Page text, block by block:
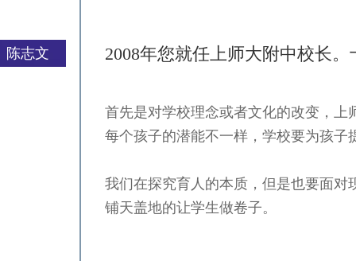
陈志文 2008年您就任上师大附中校长
首先是对学校理念或者文化的改变，
每个孩子的潜能不一样，学校要为孩
我们在探究育人的本质，但是也要面
铺天盖地的让学生做卷子。